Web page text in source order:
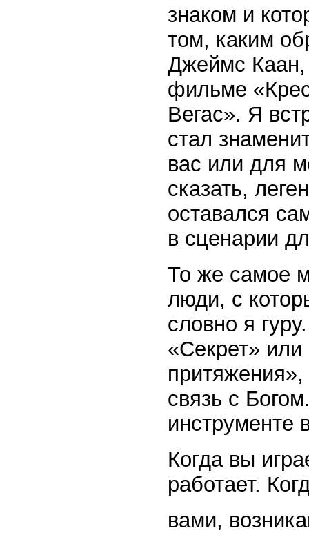
знаком и
том, каким
Джеймс Каан,
фильме
Вегас». Я
стал
вас или для
сказать,
оставался
в сценарии
То же самое
люди, с
словно я
«Секрет»
связь с
инструменте
Когда вы
работает.
вами,